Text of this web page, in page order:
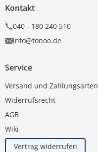
Kontakt
040 - 180 240 510
info@tonoo.de
Service
Versand und Zahlungsarten
Widerrufsrecht
AGB
Wiki
Vertrag widerrufen